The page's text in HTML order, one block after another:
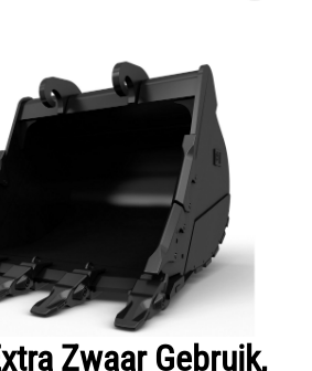
Zwaar Gebruik,